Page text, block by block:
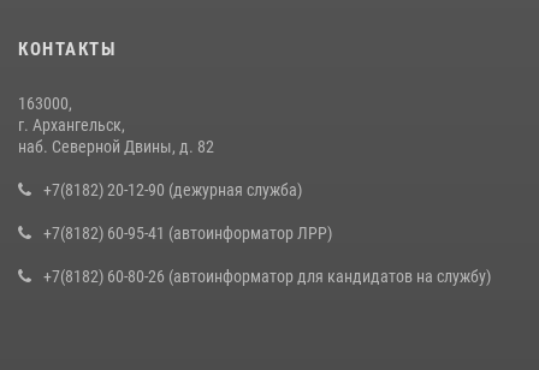
КОНТАКТЫ
163000,
г. Архангельск,
наб. Северной Двины, д. 82
+7(8182) 20-12-90 (дежурная служба)
+7(8182) 60-95-41 (автоинформатор ЛРР)
+7(8182) 60-80-26 (автоинформатор для кандидатов на службу)